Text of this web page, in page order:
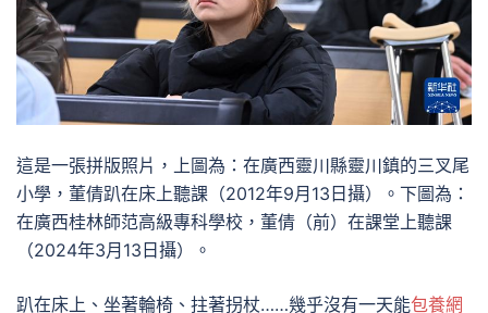
這是一張拼版照片，上圖為：在廣西靈川縣靈川鎮的三叉尾
小學，董倩趴在床上聽課（2012年9月13日攝）。下圖為：
在廣西桂林師范高級專科學校，董倩（前）在課堂上聽課
（2024年3月13日攝）。
趴在床上、坐著輪椅、拄著拐杖……幾乎沒有一天能包養網